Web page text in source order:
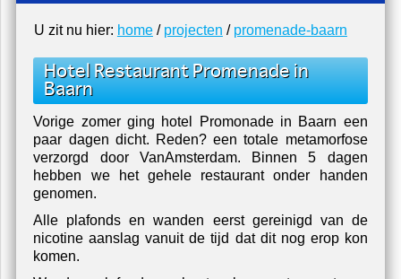
U zit nu hier: home/ projecten / promenade-baarn
Hotel Restaurant Promenade in
Baarn
Vorige zomer ging hotel Promonade in Baarn een
paar dagen dicht. Reden? een totale metamorfose
verzorgd door VanAmsterdam. Binnen 5 dagen
hebben we het gehele restaurant onder handen
genomen.
Alle plafonds en wanden eerst gereinigd van de
nicotine aanslag vanuit de tijd dat dit nog erop kon
komen.